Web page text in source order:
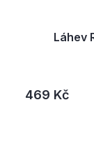
Láhev
469 Kč